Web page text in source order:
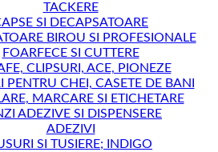
TACKERE
SI DECAPSATOARE
BIROU SI PROFESIONALE
FOARFECE SI CUTTERE
CLIPSURI, ACE, PIONEZE
PENTRU CHEI, CASETE DE BANI
MARCARE SI ETICHETARE
ADEZIVE SI DISPENSERE
ADEZIVI
SI TUSIERE; INDIGO